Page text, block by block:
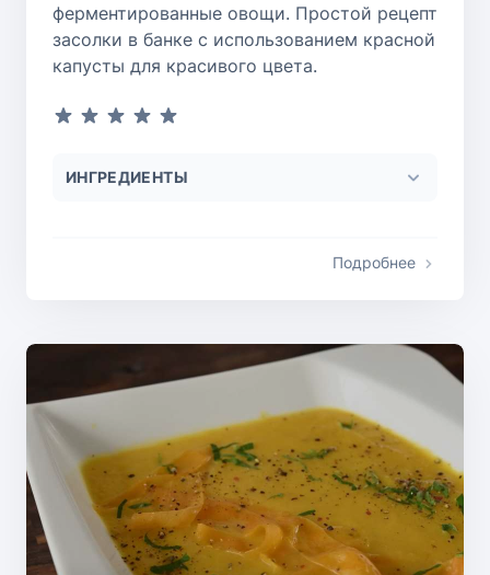
ферментированные овощи. Простой рецепт
засолки в банке с использованием красной
капусты для красивого цвета.
ИНГРЕДИЕНТЫ
Подробнее